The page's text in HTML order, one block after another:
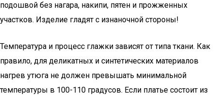
подошвой без нагара, накипи, пятен и прожженных
участков. Изделие гладят с изнаночной стороны!
Температура и процесс глажки зависят от типа ткани. Как
правило, для деликатных и синтетических материалов
нагрев утюга не должен превышать минимальной
температуры в 100-110 градусов. Если платье состоит из